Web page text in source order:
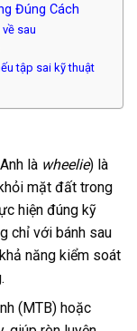
Đúng Cách
sau
tập sai kỹ thuật
là wheelie) là
mặt đất trong
hiện đúng kỹ
chỉ với bánh sau
năng kiểm soát
(MTB) hoặc